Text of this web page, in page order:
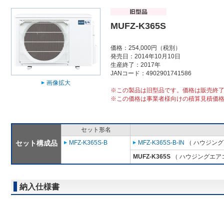
画像拡大
MUFZ-K365S
価格：254,000円（税別）
発売日：2014年10月10日
生産終了：2017年
JANコード：4902901741586
※この製品は旧型品です。価格は販売終
※この価格は事業者様向けの積算見積価
セット構成品
セット形名
MFZ-K365S-B
MFZ-K365S-B-IN
（ ハウジン
MUFZ-K365S （ ハウジングエ
納入仕様書